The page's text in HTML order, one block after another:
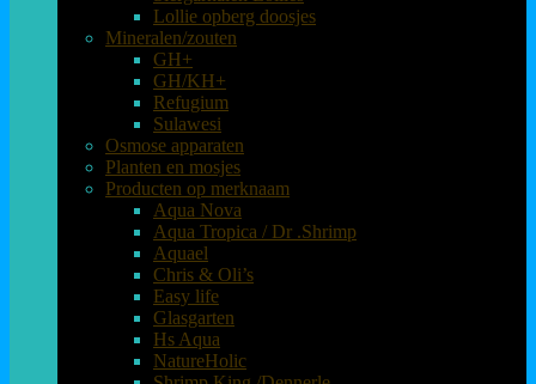
Lollie opberg doosjes
Mineralen/zouten
GH+
GH/KH+
Refugium
Sulawesi
Osmose apparaten
Planten en mosjes
Producten op merknaam
Aqua Nova
Aqua Tropica / Dr .Shrimp
Aquael
Chris & Oli’s
Easy life
Glasgarten
Hs Aqua
NatureHolic